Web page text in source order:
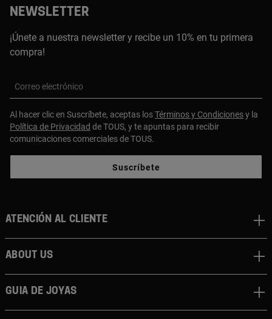
NEWSLETTER
¡Únete a nuestra newsletter y recibe un 10% en tu primera
compra!
Correo electrónico
Al hacer clic en Suscríbete, aceptas losTérminos y Condicionesy la
Política de Privacidad de TOUS, y te apuntas para recibir
comunicaciones comerciales de TOUS.
Suscríbete
Atención al cliente
About us
Guia de joyas